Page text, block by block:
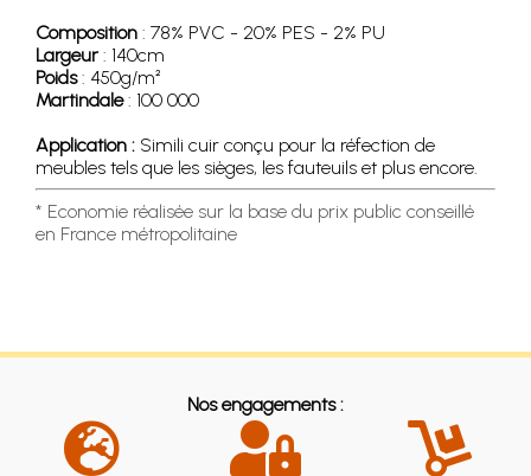
Composition : 78% PVC - 20% PES - 2% PU
Largeur: 140cm
Poids: 450g/m²
Martindale: 100 000
Application : Simili cuir conçu pour la réfection de
meubles tels que les sièges, les fauteuils et plus encore.
* Economie réalisée sur la base du prix public conseillé
en France métropolitaine
Nos engagements :